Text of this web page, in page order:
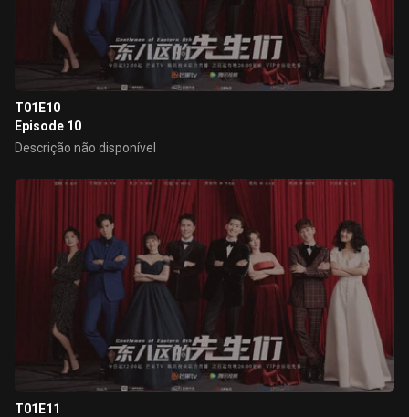
T01E10
Episode 10
Descrição não disponível
T01E11